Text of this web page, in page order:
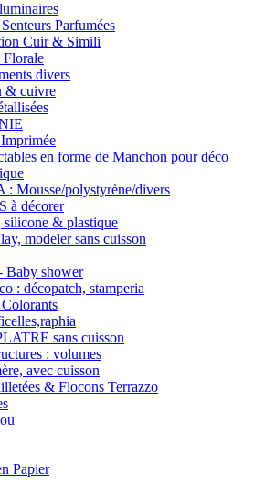
Parfumées
Cuir & Simili
divers
& cuivre
en forme de Manchon pour déco
Mousse/polystyrène/divers
à décorer
& plastique
modeler sans cuisson
Baby shower
: décopatch, stamperia
sans cuisson
: volumes
avec cuisson
& Flocons Terrazzo
Papier